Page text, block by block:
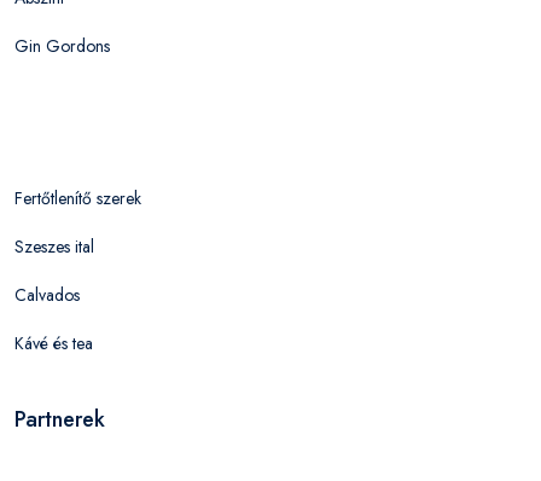
Gin Gordons
Fertőtlenítő szerek
Szeszes ital
Calvados
Kávé és tea
Partnerek